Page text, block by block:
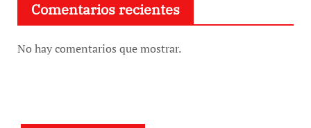
Comentarios recientes
No hay comentarios que mostrar.